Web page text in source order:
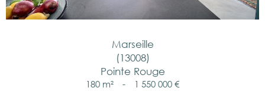
Marseille
(13008)
Pointe Rouge
180 m² - 1 550 000 €